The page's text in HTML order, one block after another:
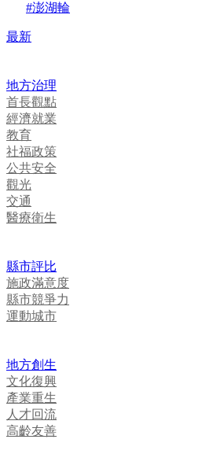
#澎湖輪
最新
地方治理
首長觀點
經濟就業
教育
社福政策
公共安全
觀光
交通
醫療衛生
縣市評比
施政滿意度
縣市競爭力
運動城市
地方創生
文化復興
產業重生
人才回流
高齡友善